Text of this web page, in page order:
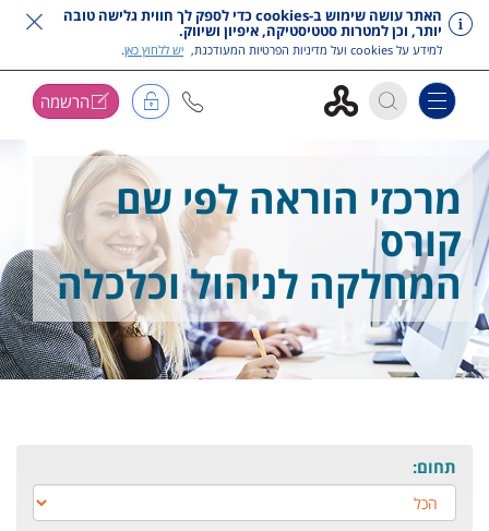
לדלג על תפריט ראשי
האתר עושה שימוש ב-cookies כדי לספק לך חווית גלישה טובה
יותר, וכן למטרות סטטיסטיקה, איפיון ושיווק.
למידע על cookies ועל מדיניות הפרטיות המעודכנת, יש ללחוץ כאן.
Toggle navigation הרשמה
מרכזי הוראה לפי שם
קורס
המחלקה לניהול וכלכלה
תחום: